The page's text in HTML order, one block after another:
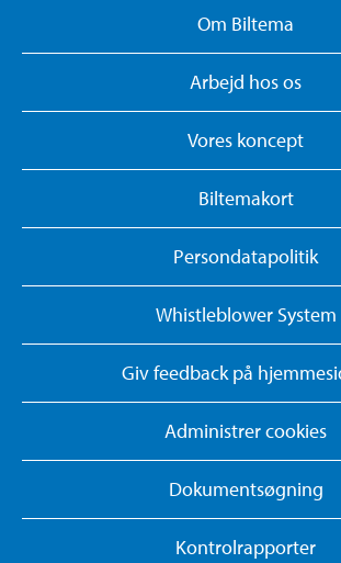
Om Biltema
Arbejd hos os
Vores koncept
Biltemakort
Persondatapolitik
Whistleblower System
Giv feedback på
Administrer cookies
Dokumentsøgning
Kontrolrapporter